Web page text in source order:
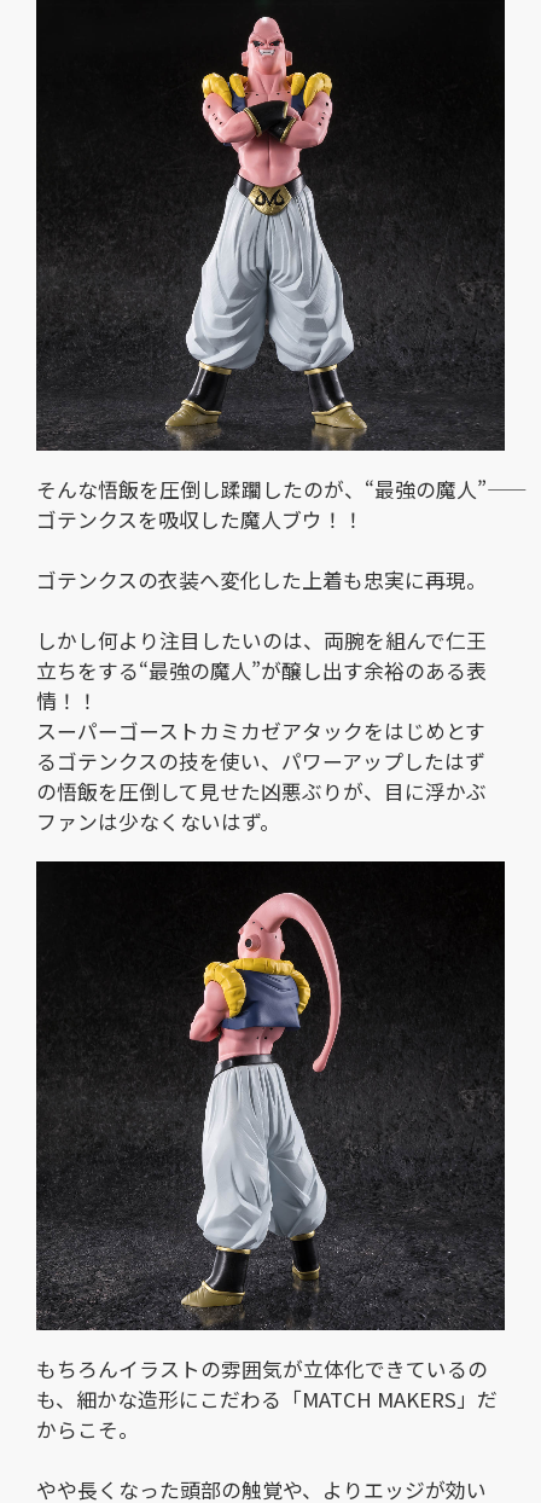
そんな悟飯を圧倒し蹂躙したのが、“最強の魔人”――
ゴテンクスを吸収した魔人ブウ！！
ゴテンクスの衣装へ変化した上着も忠実に再現。
しかし何より注目したいのは、両腕を組んで仁王
立ちをする“最強の魔人”が醸し出す余裕のある表
情！！
スーパーゴーストカミカゼアタックをはじめとす
るゴテンクスの技を使い、パワーアップしたはず
の悟飯を圧倒して見せた凶悪ぶりが、目に浮かぶ
ファンは少なくないはず。
もちろんイラストの雰囲気が立体化できているの
も、細かな造形にこだわる「MATCH MAKERS」だ
からこそ。
やや長くなった頭部の触覚や、よりエッジが効い